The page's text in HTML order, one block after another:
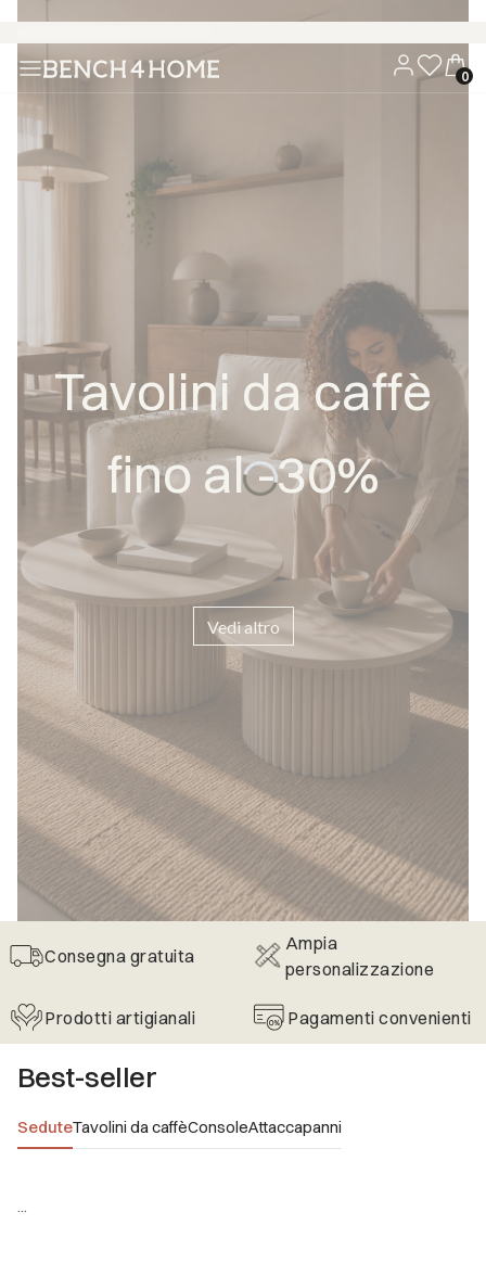
Tavolini da caffè
fino al -30%
Vedi altro
Consegna gratuita
Ampia
personalizzazione
Prodotti artigianali Pagamenti convenienti
Best-seller
SeduteTavolini da caffèConsoleAttaccapanni
...